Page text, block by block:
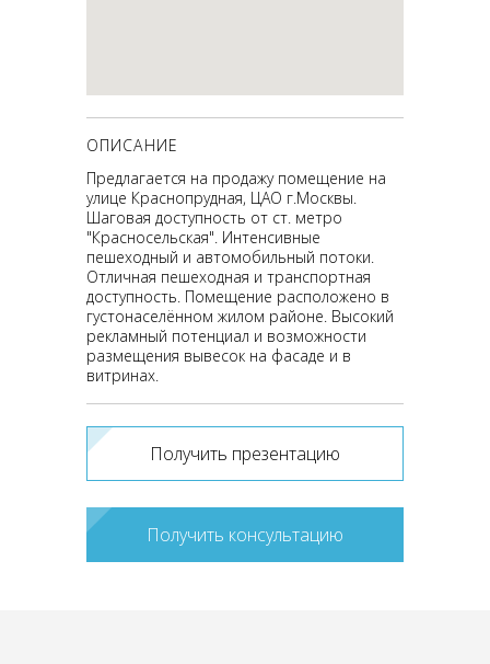
ОПИСАНИЕ
Предлагается на продажу помещение на
улице Краснопрудная, ЦАО г.Москвы.
Шаговая доступность от ст. метро
"Красносельская". Интенсивные
пешеходный и автомобильный потоки.
Отличная пешеходная и транспортная
доступность. Помещение расположено в
густонаселённом жилом районе. Высокий
рекламный потенциал и возможности
размещения вывесок на фасаде и в
витринах.
Получить презентацию
Получить консультацию